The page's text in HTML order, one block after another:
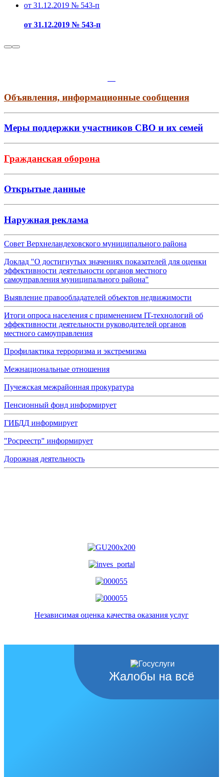
от 31.12.2019 № 543-п
от 31.12.2019 № 543-п
Объявления, информационные сообщения
Меры поддержки участников СВО и их семей
Гражданская оборона
Открытые данные
Наружная реклама
Совет Верхнеландеховского муниципального района
Доклад "О достигнутых значениях показателей для оценки
эффективности деятельности органов местного
самоуправления муниципального района"
Выявление правообладателей объектов недвижимости
Итоги опроса населения с применением IT-технологий об
эффективности деятельности руководителей органов
местного самоуправления
Профилактика терроризма и экстремизма
Межнациональные отношения
Пучежская межрайонная прокуратура
Пенсионный фонд информирует
ГИБДД информирует
"Росреестр" информирует
Дорожная деятельность
Независимая оценка качества оказания услуг
Жалобы на всё